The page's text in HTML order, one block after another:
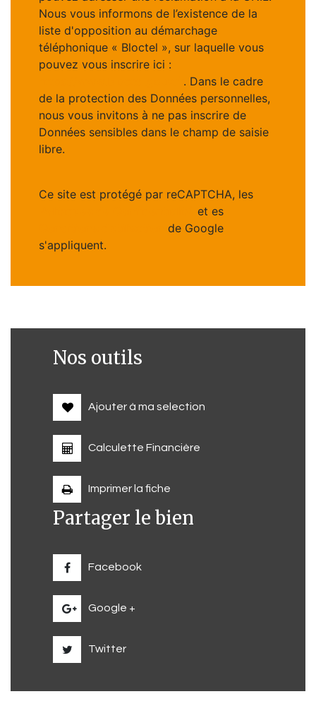
Nous vous informons de l’existence de la
liste d'opposition au démarchage
téléphonique « Bloctel », sur laquelle vous
pouvez vous inscrire ici :
. Dans le cadre
de la protection des Données personnelles,
nous vous invitons à ne pas inscrire de
Données sensibles dans le champ de saisie
libre.
Ce site est protégé par reCAPTCHA, les
et es
de Google
s'appliquent.
Nos outils
Ajouter à ma selection
Calculette Financière
Imprimer la fiche
Partager le bien
Facebook
Google +
Twitter